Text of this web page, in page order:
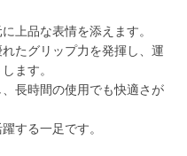
上品な表情を添えます。
たグリップ力を発揮し、運
ます。
長時間の使用でも快適さが
する一足です。